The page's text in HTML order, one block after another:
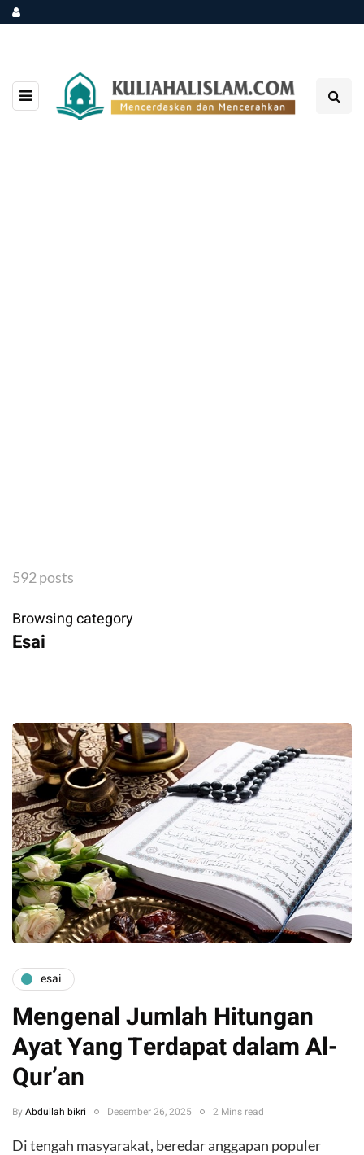
592 posts
Browsing category
Esai
esai
Mengenal Jumlah Hitungan
Ayat Yang Terdapat dalam Al-
Qur’an
By Abdullah bikri Desember 26, 2025 2 Mins read
Di tengah masyarakat, beredar anggapan populer